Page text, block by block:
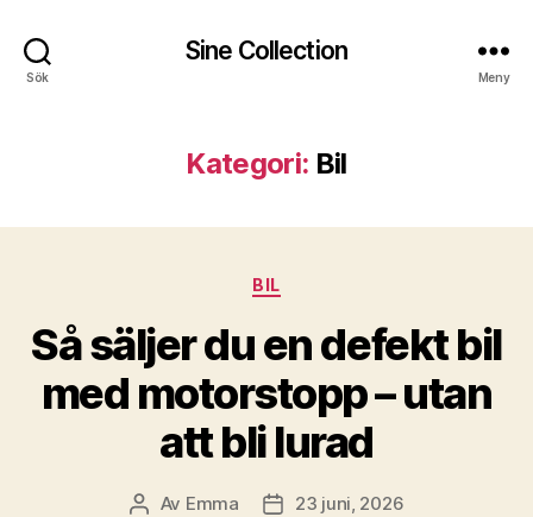
Sök
Sine Collection
Meny
Kategori: Bil
Kategorier
BIL
Så säljer du en defekt bil
med motorstopp – utan
att bli lurad
Inläggsförfattare
Av Emma Inläggsdatum
23 juni, 2026